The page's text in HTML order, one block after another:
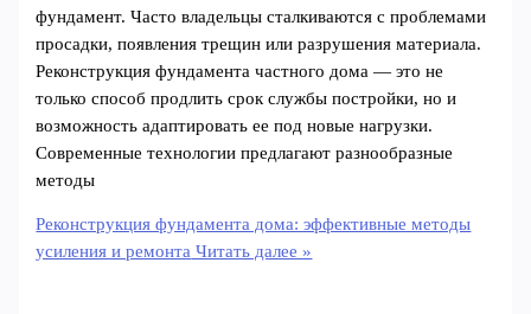
фундамент. Часто владельцы сталкиваются с проблемами
просадки, появления трещин или разрушения материала.
Реконструкция фундамента частного дома — это не
только способ продлить срок службы постройки, но и
возможность адаптировать ее под новые нагрузки.
Современные технологии предлагают разнообразные
методы
Реконструкция фундамента дома: эффективные методы
усиления и ремонта Читать далее »